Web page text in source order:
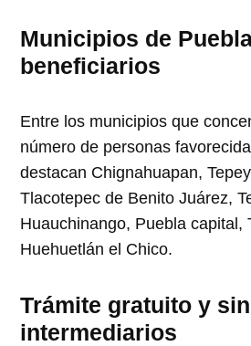
Municipios de
beneficiarios
Entre los municipios que
número de personas
destacan Chignahuapan,
Tlacotepec de Benito Juárez,
Huauchinango, Puebla capital,
Huehuetlán el Chico.
Trámite gratuito y sin
intermediarios